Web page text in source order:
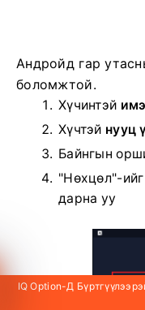
Андройд гар
боломжтой.
Хүчинтэй
Хүчтэй нууц
Байнгын
"Нөхцөл"-
дарна уу
IQ Option-Д